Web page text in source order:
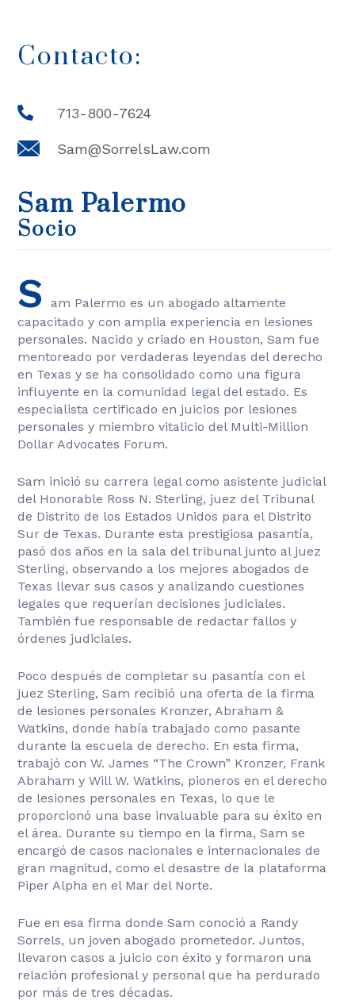
Sam Palermo
Socio
S
am Palermo es un abogado altamente
capacitado y con amplia experiencia en lesiones
personales. Nacido y criado en Houston, Sam fue
mentoreado por verdaderas leyendas del derecho
en Texas y se ha consolidado como una figura
influyente en la comunidad legal del estado. Es
especialista certificado en juicios por lesiones
personales y miembro vitalicio del Multi-Million
Dollar Advocates Forum.
Sam inició su carrera legal como asistente judicial
del Honorable Ross N. Sterling, juez del Tribunal
de Distrito de los Estados Unidos para el Distrito
Sur de Texas. Durante esta prestigiosa pasantía,
pasó dos años en la sala del tribunal junto al juez
Sterling, observando a los mejores abogados de
Texas llevar sus casos y analizando cuestiones
legales que requerían decisiones judiciales.
También fue responsable de redactar fallos y
órdenes judiciales.
Poco después de completar su pasantía con el
juez Sterling, Sam recibió una oferta de la firma
de lesiones personales Kronzer, Abraham &
Watkins, donde había trabajado como pasante
durante la escuela de derecho. En esta firma,
trabajó con W. James “The Crown” Kronzer, Frank
Abraham y Will W. Watkins, pioneros en el derecho
de lesiones personales en Texas, lo que le
proporcionó una base invaluable para su éxito en
el área. Durante su tiempo en la firma, Sam se
encargó de casos nacionales e internacionales de
gran magnitud, como el desastre de la plataforma
Piper Alpha en el Mar del Norte.
Fue en esa firma donde Sam conoció a Randy
Sorrels, un joven abogado prometedor. Juntos,
llevaron casos a juicio con éxito y formaron una
relación profesional y personal que ha perdurado
por más de tres décadas.
Contacto:
713-800-7624
Sam@SorrelsLaw.com